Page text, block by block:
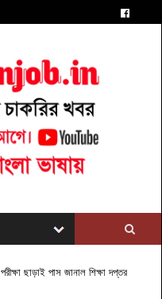
পরীক্ষা ছাড়াই পাস জানাল শিক্ষা দপ্তর